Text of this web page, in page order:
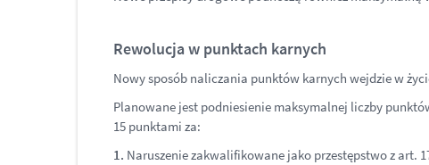
Rewolucja w punktach karnych
Nowy sposób naliczania punktów karnych wejdzie w
Planowane jest podniesienie maksymalnej liczby
15 punktami za:
1. Naruszenie zakwalifikowane jako przestępstwo z art.